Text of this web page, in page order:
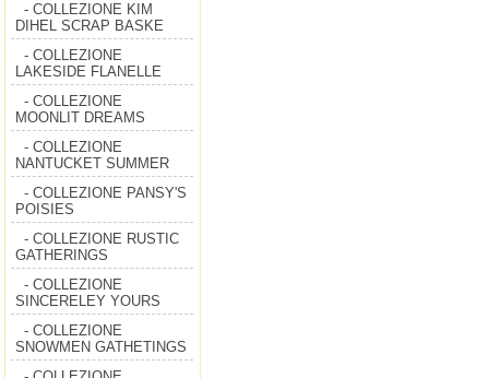
- COLLEZIONE KIM
DIHEL SCRAP BASKE
- COLLEZIONE
LAKESIDE FLANELLE
- COLLEZIONE
MOONLIT DREAMS
- COLLEZIONE
NANTUCKET SUMMER
- COLLEZIONE PANSY'S
POISIES
- COLLEZIONE RUSTIC
GATHERINGS
- COLLEZIONE
SINCERELEY YOURS
- COLLEZIONE
SNOWMEN GATHETINGS